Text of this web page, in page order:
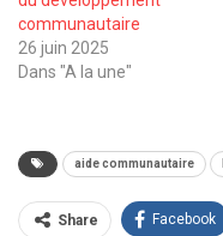
communautaire
26 juin 2025
Dans "A la une"
aide communautaire
Share Facebook